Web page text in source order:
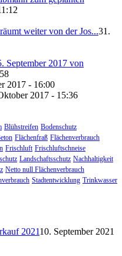
weiter von der Jos...31.
September 2017 von
2017 - 16:00
2017 - 15:36
Blühstreifen Bodenschutz
Flächenfraß Flächenverbrauch
Frischluft Frischluftschneise
Landschaftsschutz Nachhaltigkeit
Netto null Flächenverbrauch
Stadtentwicklung Trinkwasser
202110. September 2021